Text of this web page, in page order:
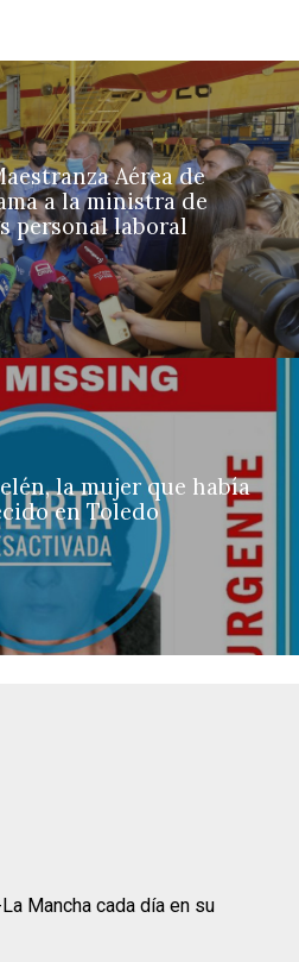
Aérea de
a la ministra de
personal laboral
la mujer que había
en Toledo
Mancha cada día en su